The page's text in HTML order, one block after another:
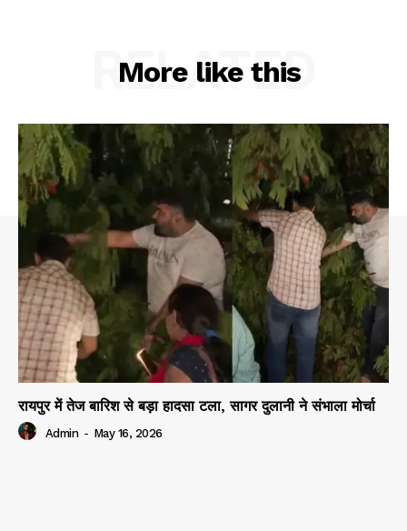
More like this
RELATED
रायपुर में तेज बारिश से बड़ा हादसा टला, सागर दुलानी ने संभाला मोर्चा
Admin - May 16, 2026